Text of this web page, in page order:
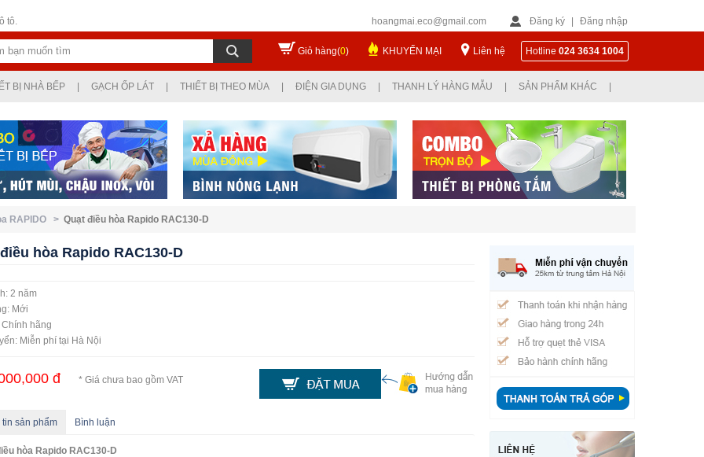
tô.
hoangmai.eco@gmail.com Đăng ký Đăng nhập
Giỏ hàng(0) KHUYẾN MẠI Liên hệ Hotline 024 3634 1004
BỊ NHÀ BẾP GẠCH ỐP LÁT THIẾT BỊ THEO MÙA ĐIỆN GIA DỤNG THANH LÝ HÀNG MẪU SẢN PHẨM KHÁC
RAPIDO > Quạt điều hòa Rapido RAC130-D
hòa Rapido RAC130-D
2 năm
Mới
hãng
Miễn phí tại Hà Nội
đ * Giá chưa bao gồm VAT
tin sản phẩm Bình luận
hòa Rapido RAC130-D